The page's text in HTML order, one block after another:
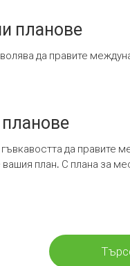
планове
да правите
да
вашия план. С плана за